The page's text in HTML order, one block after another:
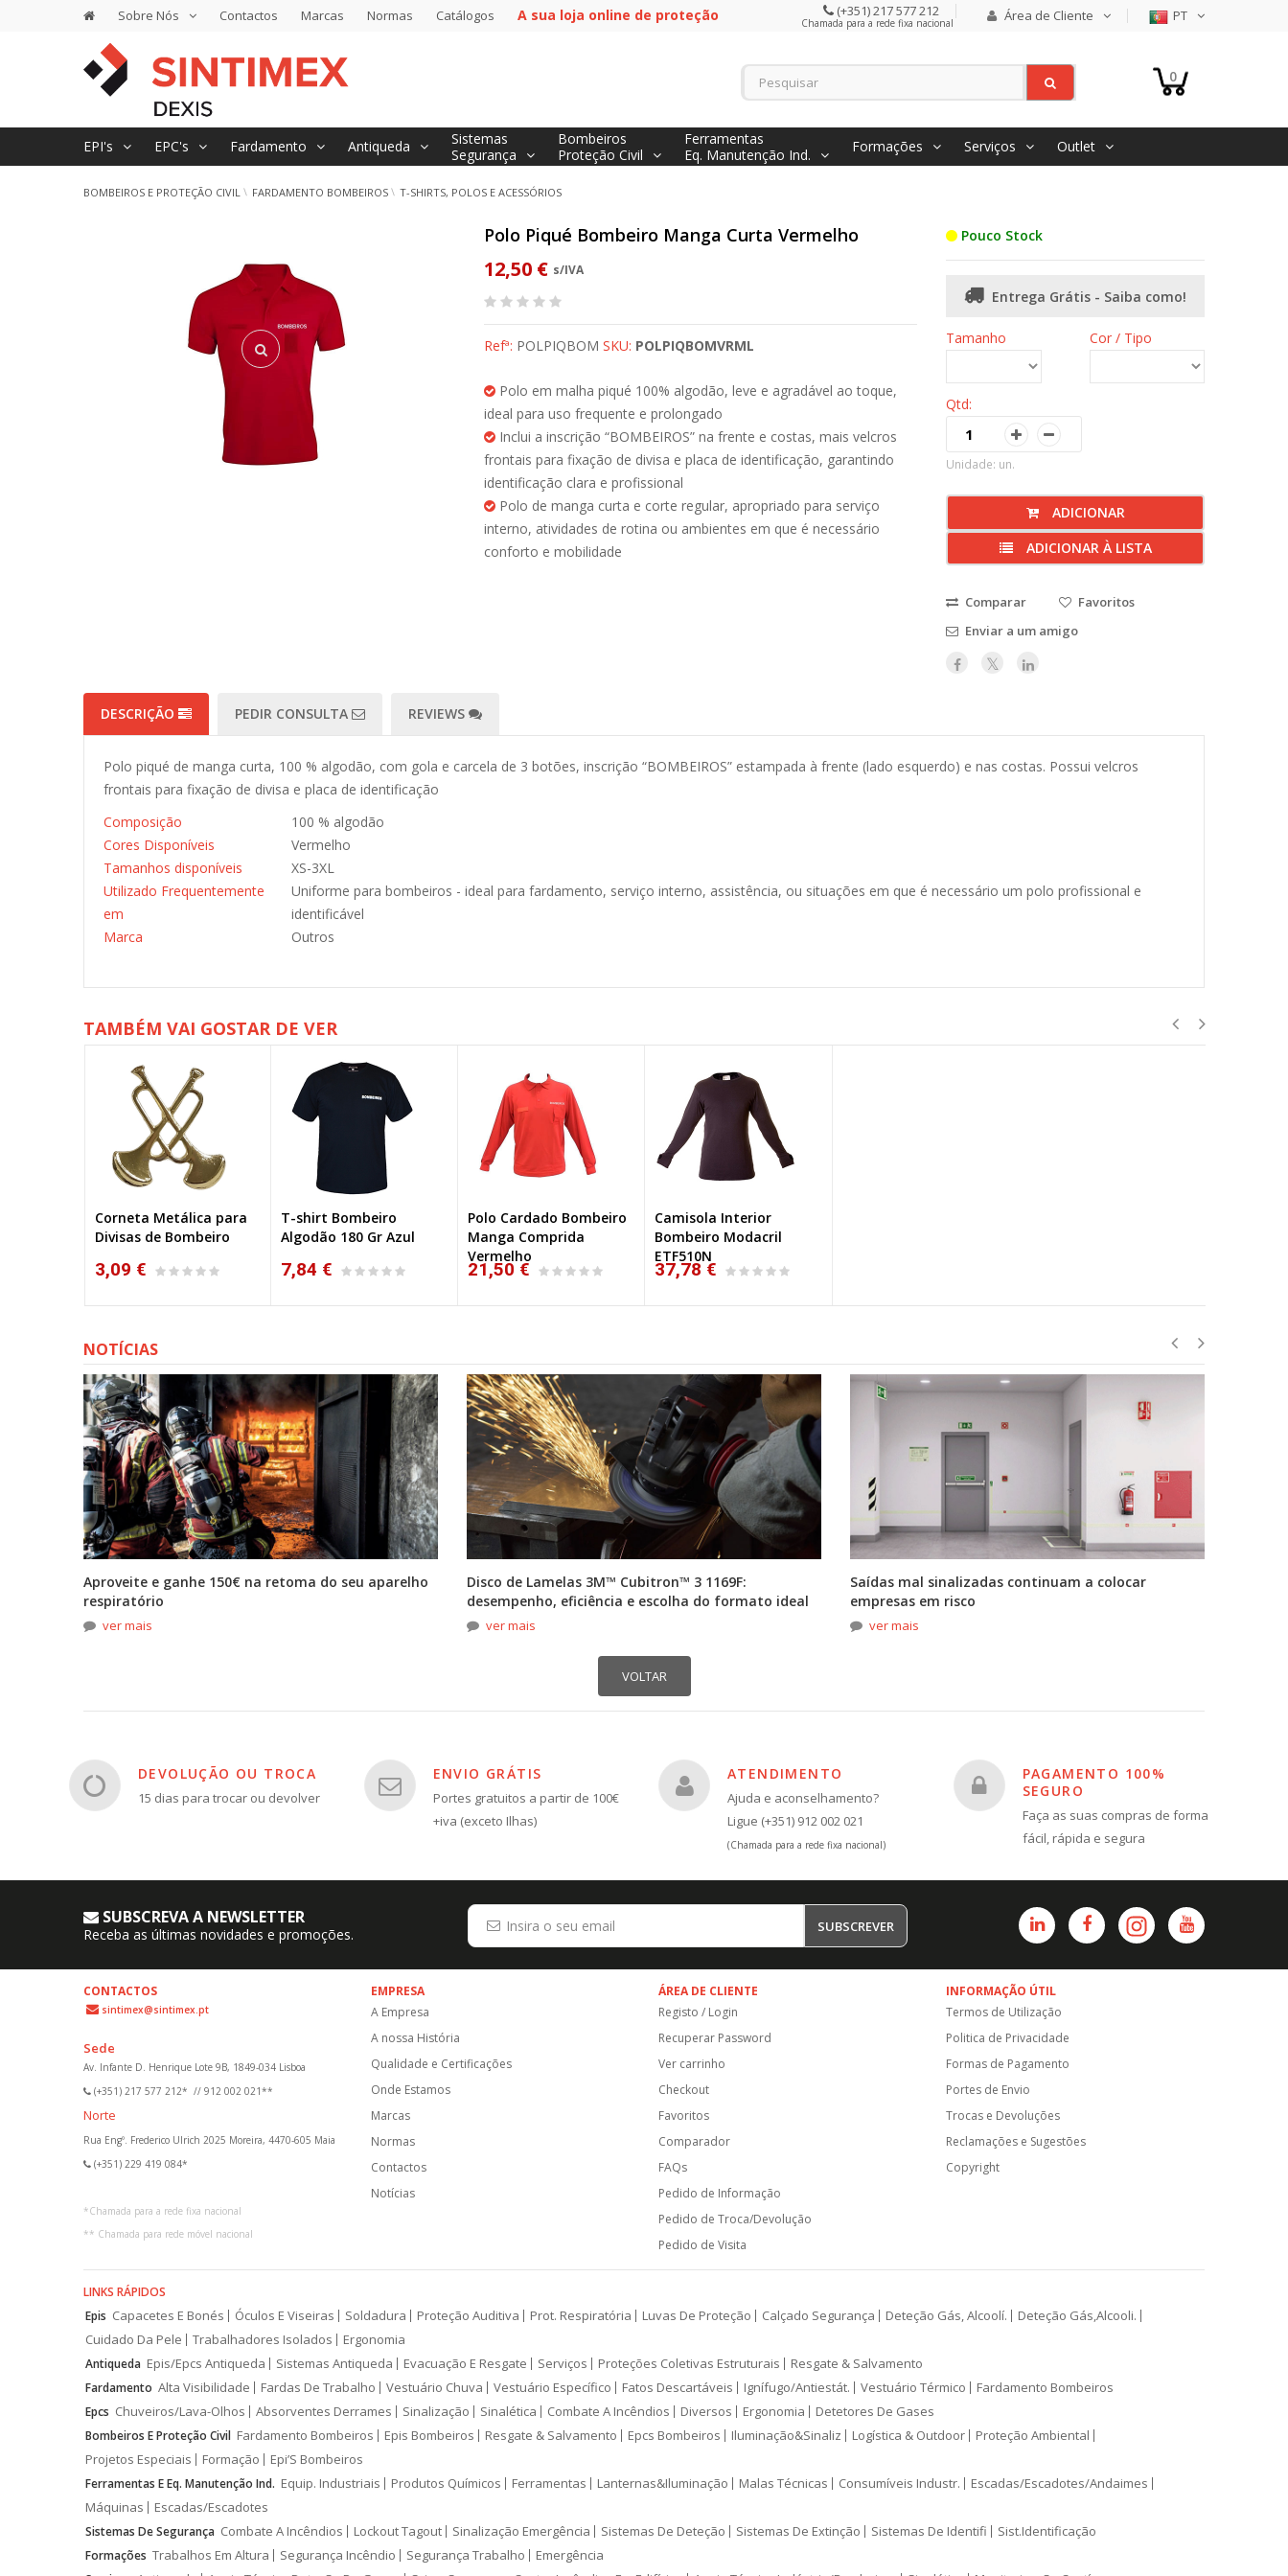
Sobre Nós Contactos Marcas Normas Catálogos A sua loja online de proteção (+351) 217 577 212
Chamada para a rede fixa nacional Área de Cliente PT
0
EPI's EPC's Fardamento Antiqueda
Sistemas
Segurança
Bombeiros
Proteção Civil
Ferramentas
Eq. Manutenção Ind.
Formações Serviços Outlet
BOMBEIROS E PROTEÇÃO CIVIL FARDAMENTO BOMBEIROS T-SHIRTS, POLOS E ACESSÓRIOS
Polo Piqué Bombeiro Manga Curta Vermelho
12,50 € s/IVA
Refª: POLPIQBOM SKU: POLPIQBOMVRML
Polo em malha piqué 100% algodão, leve e agradável ao toque,
ideal para uso frequente e prolongado
Inclui a inscrição “BOMBEIROS” na frente e costas, mais velcros
frontais para fixação de divisa e placa de identificação, garantindo
identificação clara e profissional
Polo de manga curta e corte regular, apropriado para serviço
interno, atividades de rotina ou ambientes em que é necessário
conforto e mobilidade
Pouco Stock
Entrega Grátis - Saiba como!
Tamanho Cor / Tipo
Qtd:
Unidade: un.
ADICIONAR
ADICIONAR À LISTA
Comparar
Favoritos
Enviar a um amigo
DESCRIÇÃO PEDIR CONSULTA REVIEWS
Polo piqué de manga curta, 100 % algodão, com gola e carcela de 3 botões, inscrição “BOMBEIROS” estampada à frente (lado esquerdo) e nas costas. Possui velcros
frontais para fixação de divisa e placa de identificação
Composição
100 % algodão
Cores Disponíveis
Vermelho
Tamanhos disponíveis
XS-3XL
Utilizado Frequentemente
em
Uniforme para bombeiros - ideal para fardamento, serviço interno, assistência, ou situações em que é necessário um polo profissional e
identificável
Marca
Outros
TAMBÉM VAI GOSTAR DE VER
Corneta Metálica para
Divisas de Bombeiro
3,09 €
T-shirt Bombeiro
Algodão 180 Gr Azul
7,84 €
Polo Cardado Bombeiro
Manga Comprida
Vermelho
21,50 €
Camisola Interior
Bombeiro Modacril
ETF510N
37,78 €
NOTÍCIAS
Aproveite e ganhe 150€ na retoma do seu aparelho
respiratório
ver mais
Disco de Lamelas 3M™ Cubitron™ 3 1169F:
desempenho, eficiência e escolha do formato ideal
ver mais
Saídas mal sinalizadas continuam a colocar
empresas em risco
ver mais
DEVOLUÇÃO OU TROCA
15 dias para trocar ou devolver
ENVIO GRÁTIS
Portes gratuitos a partir de 100€
+iva (exceto Ilhas)
ATENDIMENTO
Ajuda e aconselhamento?
Ligue (+351) 912 002 021
(Chamada para a rede fixa nacional)
PAGAMENTO 100%
SEGURO
Faça as suas compras de forma
fácil, rápida e segura
SUBSCREVA A NEWSLETTER
Receba as últimas novidades e promoções. SUBSCREVER
CONTACTOS
sintimex@sintimex.pt
Sede
Av. Infante D. Henrique Lote 9B, 1849-034 Lisboa
(+351) 217 577 212* // 912 002 021**
Norte
Rua Engº. Frederico Ulrich 2025 Moreira, 4470-605 Maia
(+351) 229 419 084*
*Chamada para a rede fixa nacional
** Chamada para rede móvel nacional
EMPRESA
A Empresa
A nossa História
Qualidade e Certificações
Onde Estamos
Marcas
Normas
Contactos
Notícias
ÁREA DE CLIENTE
Registo / Login
Recuperar Password
Ver carrinho
Checkout
Favoritos
Comparador
FAQs
Pedido de Informação
Pedido de Troca/Devolução
Pedido de Visita
INFORMAÇÃO ÚTIL
Termos de Utilização
Politica de Privacidade
Formas de Pagamento
Portes de Envio
Trocas e Devoluções
Reclamações e Sugestões
Copyright
LINKS RÁPIDOS
Epis Capacetes E Bonés Óculos E Viseiras Soldadura Proteção Auditiva Prot. Respiratória Luvas De Proteção Calçado Segurança Deteção Gás, Alcoolí.
Deteção Gás,Alcooli.
Cuidado Da Pele
Trabalhadores Isolados Ergonomia
Antiqueda Epis/Epcs Antiqueda Sistemas Antiqueda Evacuação E Resgate Serviços Proteções Coletivas Estruturais Resgate & Salvamento
Fardamento Alta Visibilidade Fardas De Trabalho Vestuário Chuva Vestuário Específico Fatos Descartáveis Ignífugo/Antiestát. Vestuário Térmico Fardamento Bombeiros
Epcs Chuveiros/Lava-Olhos Absorventes Derrames Sinalização Sinalética Combate A Incêndios Diversos Ergonomia Detetores De Gases
Bombeiros E Proteção Civil Fardamento Bombeiros Epis Bombeiros Resgate & Salvamento Epcs Bombeiros Iluminação&Sinaliz Logística & Outdoor
Proteção Ambiental
Projetos Especiais
Formação Epi’S Bombeiros
Ferramentas E Eq. Manutenção Ind. Equip. Industriais Produtos Químicos Ferramentas Lanternas&Iluminação Malas Técnicas Consumíveis Industr.
Escadas/Escadotes/Andaimes
Máquinas
Escadas/Escadotes
Sistemas De Segurança Combate A Incêndios Lockout Tagout Sinalização Emergência Sistemas De Deteção Sistemas De Extinção Sistemas De Identifi Sist.Identificação
Formações Trabalhos Em Altura Segurança Incêndio Segurança Trabalho Emergência